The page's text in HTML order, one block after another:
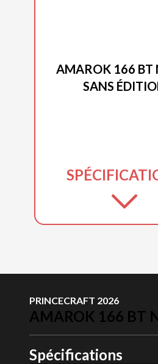
AMAROK 166 BT
SANS
PRINCECRAFT 2026
AMAROK 166 BT
Spécifications